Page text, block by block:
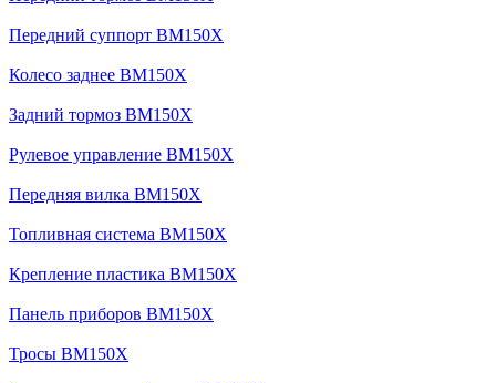
Передний суппорт BM150X
Колесо заднее BM150X
Задний тормоз BM150X
Рулевое управление BM150X
Передняя вилка BM150X
Топливная система BM150X
Крепление пластика BM150X
Панель приборов BM150X
Тросы BM150X